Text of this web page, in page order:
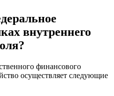
внутреннего
финансового
осуществляет следующие